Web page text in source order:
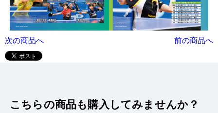
次の商品へ 前の商品へ
こちらの商品も購入してみませんか？